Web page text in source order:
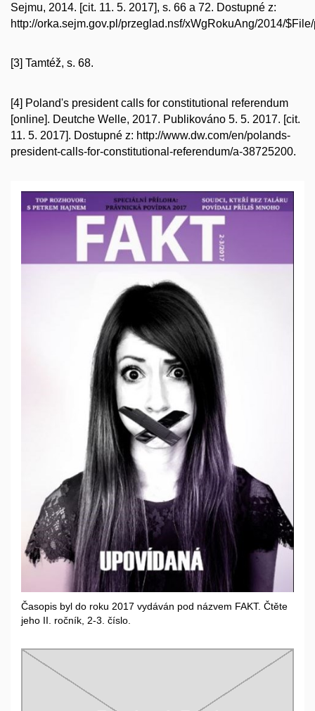
Sejmu, 2014. [cit. 11. 5. 2017], s. 66 a 72. Dostupné z:
http://orka.sejm.gov.pl/przeglad.nsf/xWgRokuAng/2014/
[3] Tamtéž, s. 68.
[4] Poland's president calls for constitutional referendum
[online]. Deutche Welle, 2017. Publikováno 5. 5. 2017. [cit.
11. 5. 2017]. Dostupné z: http://www.dw.com/en/polands-
president-calls-for-constitutional-referendum/a-38725200.
Časopis byl do roku 2017 vydáván pod názvem FAKT. Čtěte
jeho II. ročník, 2-3. číslo.